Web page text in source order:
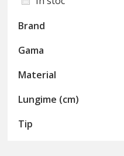
Brand
Gama
Material
Lungime (cm)
Tip